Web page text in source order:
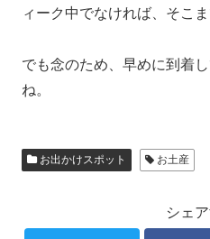
ィーク中でなければ、そこ
でも念のため、早めに到着
ね。
お出かけスポット お土産
シェ